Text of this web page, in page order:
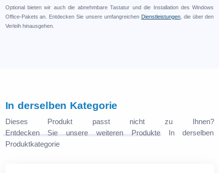
Optional bieten wir auch die abnehmbare Tastatur und die Installation des Windows
Office-Pakets an. Entdecken Sie unsere umfangreichen Dienstleistungen, die über den
Verleih hinausgehen.
In derselben Kategorie
Dieses Produkt passt nicht zu Ihnen?
Entdecken Sie unsere weiteren ProdukteIn derselben
Produktkategorie